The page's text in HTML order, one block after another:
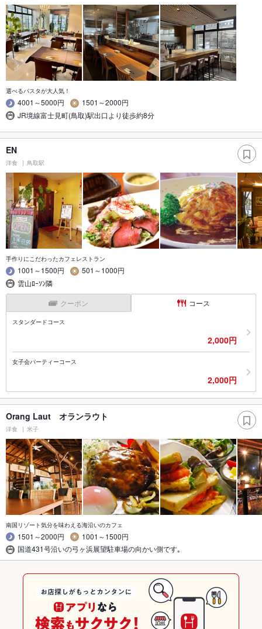
選べるパスタが大人気！
4001～5000円
1501～2000円
JR境線富士見町(鳥取)駅出口より徒歩約8分
EN
洋食 鳥取駅
手作りにこだわったカフェレストラン
1001～1500円
501～1000円
雲山ﾛｰｿﾝ隣
クーポン コース
スタンダードコース
2,000円
女子会パーティーコース
2,000円
Orang Laut オランラウト
洋食 米子
南国リゾート気分を味わえる海沿いのカフェ
1501～2000円
1001～1500円
国道431号沿いの弓ヶ浜展望駐車場の向かい側です｡